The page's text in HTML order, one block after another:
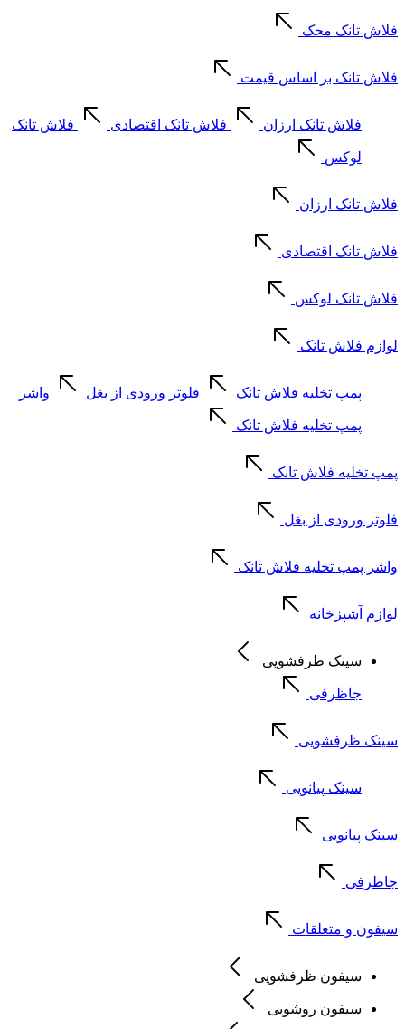
فلاش تانک محک
فلاش تانک بر اساس قیمت
فلاش تانک ارزان فلاش تانک اقتصادی فلاش تانک
لوکس
فلاش تانک ارزان
فلاش تانک اقتصادی
فلاش تانک لوکس
لوازم فلاش تانک
پمپ تخلیه فلاش تانک فلوتر ورودی از بغل واشر
پمپ تخلیه فلاش تانک
پمپ تخلیه فلاش تانک
فلوتر ورودی از بغل
واشر پمپ تخلیه فلاش تانک
لوازم آشپزخانه
سینک ظرفشویی
جاظرفی
سینک ظرفشویی
سینک پیانویی
سینک پیانویی
جاظرفی
سیفون و متعلقات
سیفون ظرفشویی
سیفون روشویی